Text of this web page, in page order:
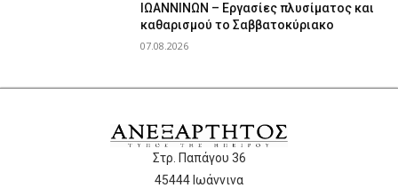
ΙΩΑΝΝΙΝΩΝ – Εργασίες πλυσίματος και
καθαρισμού το Σαββατοκύριακο
07.08.2026
Στρ. Παπάγου 36
45444 Ιωάννινα